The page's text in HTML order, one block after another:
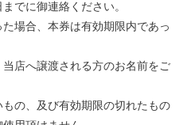
でに御連絡ください。
場合、本券は有効期限内であっ
当店へ譲渡される方のお名前をご
もの、及び有効期限の切れたもの